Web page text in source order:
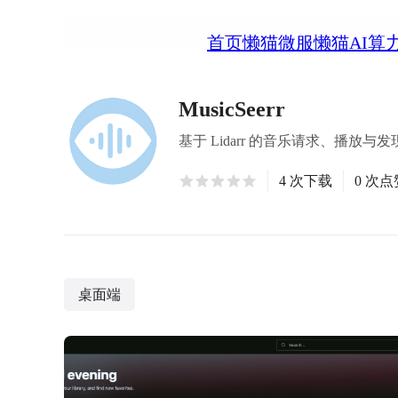
首页懒猫微服懒猫AI算
MusicSeerr
基于 Lidarr 的音乐请求、播放与
4 次下载 0 次点
桌面端